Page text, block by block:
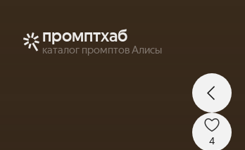
промптхаб
каталог промптов Алисы
4